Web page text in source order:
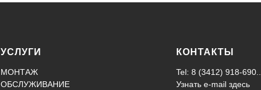
УСЛУГИ
МОНТАЖ
ОБСЛУЖИВАНИЕ
КОНТАКТЫ
Tel: 8 (3412) 918-690..
Узнать e-mail здесь